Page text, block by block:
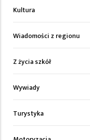
Kultura
Wiadomości z regionu
Z życia szkół
Wywiady
Turystyka